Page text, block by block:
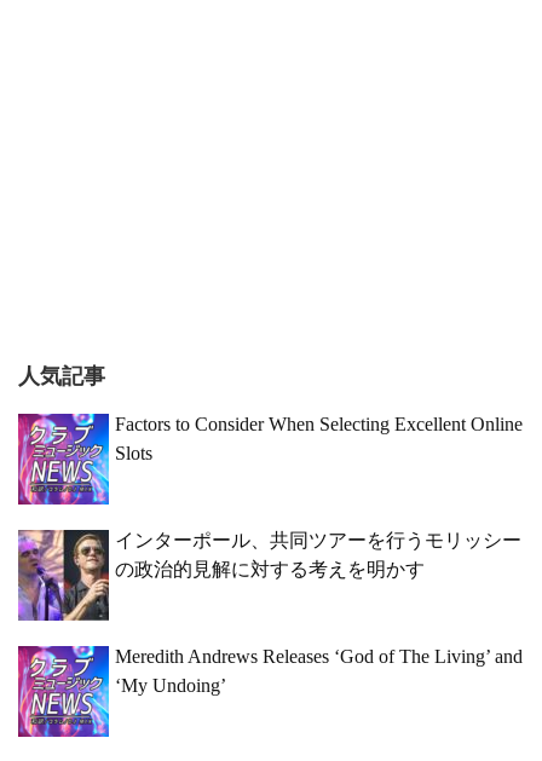
人気記事
Factors to Consider When Selecting Excellent Online
Slots
インターポール、共同ツアーを行うモリッシー
の政治的見解に対する考えを明かす
Meredith Andrews Releases ‘God of The Living’ and
‘My Undoing’